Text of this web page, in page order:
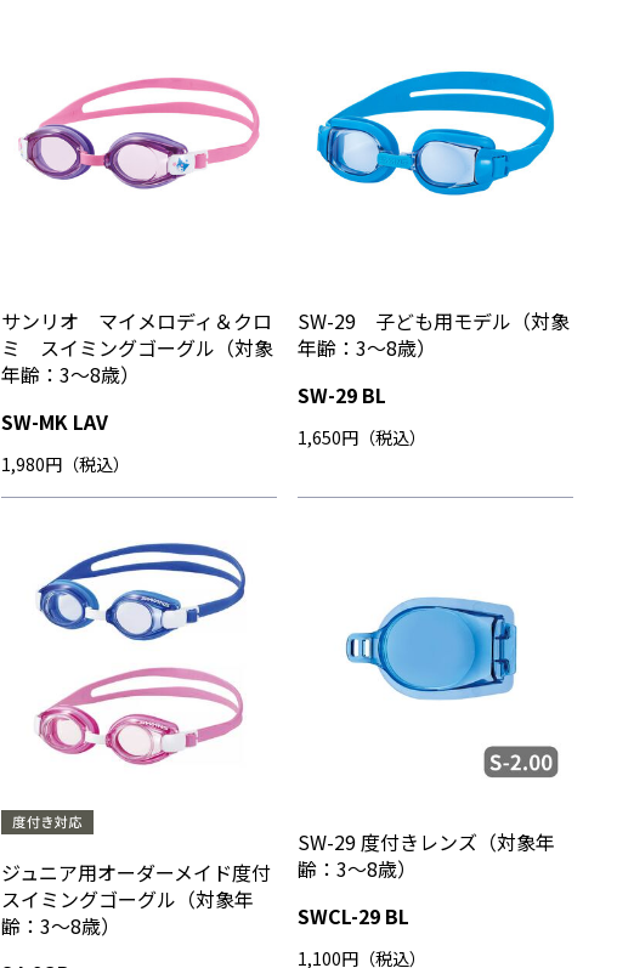
サンリオ マイメロディ＆クロ
ミ スイミングゴーグル（対象
年齢：3～8歳）
SW-MK LAV
1,980円（税込）
SW-29 子ども用モデル（対象
年齢：3～8歳）
SW-29 BL
1,650円（税込）
ジュニア用オーダーメイド度付
スイミングゴーグル（対象年
齢：3～8歳）
SW-29 度付きレンズ（対象年
齢：3～8歳）
SWCL-29 BL
1,100円（税込）